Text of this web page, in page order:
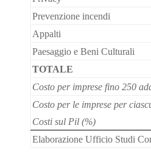
Prevenzione incendi
Appalti
Paesaggio e Beni Culturali
TOTALE
Costo per imprese fino 250
Costo per le imprese per
Costi sul Pil (%)
Elaborazione Ufficio Studi